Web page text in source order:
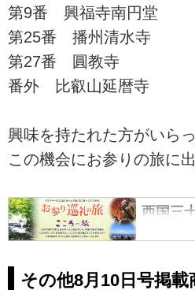
第9番 興福寺南円堂
第25番 播州清水寺
第27番 圓教寺
番外 比叡山延暦寺
興味を持たれた方がいら
この機会にお参りの旅に
西国三
礼の旅
ブツー
四国八十
その他8月10日号掲